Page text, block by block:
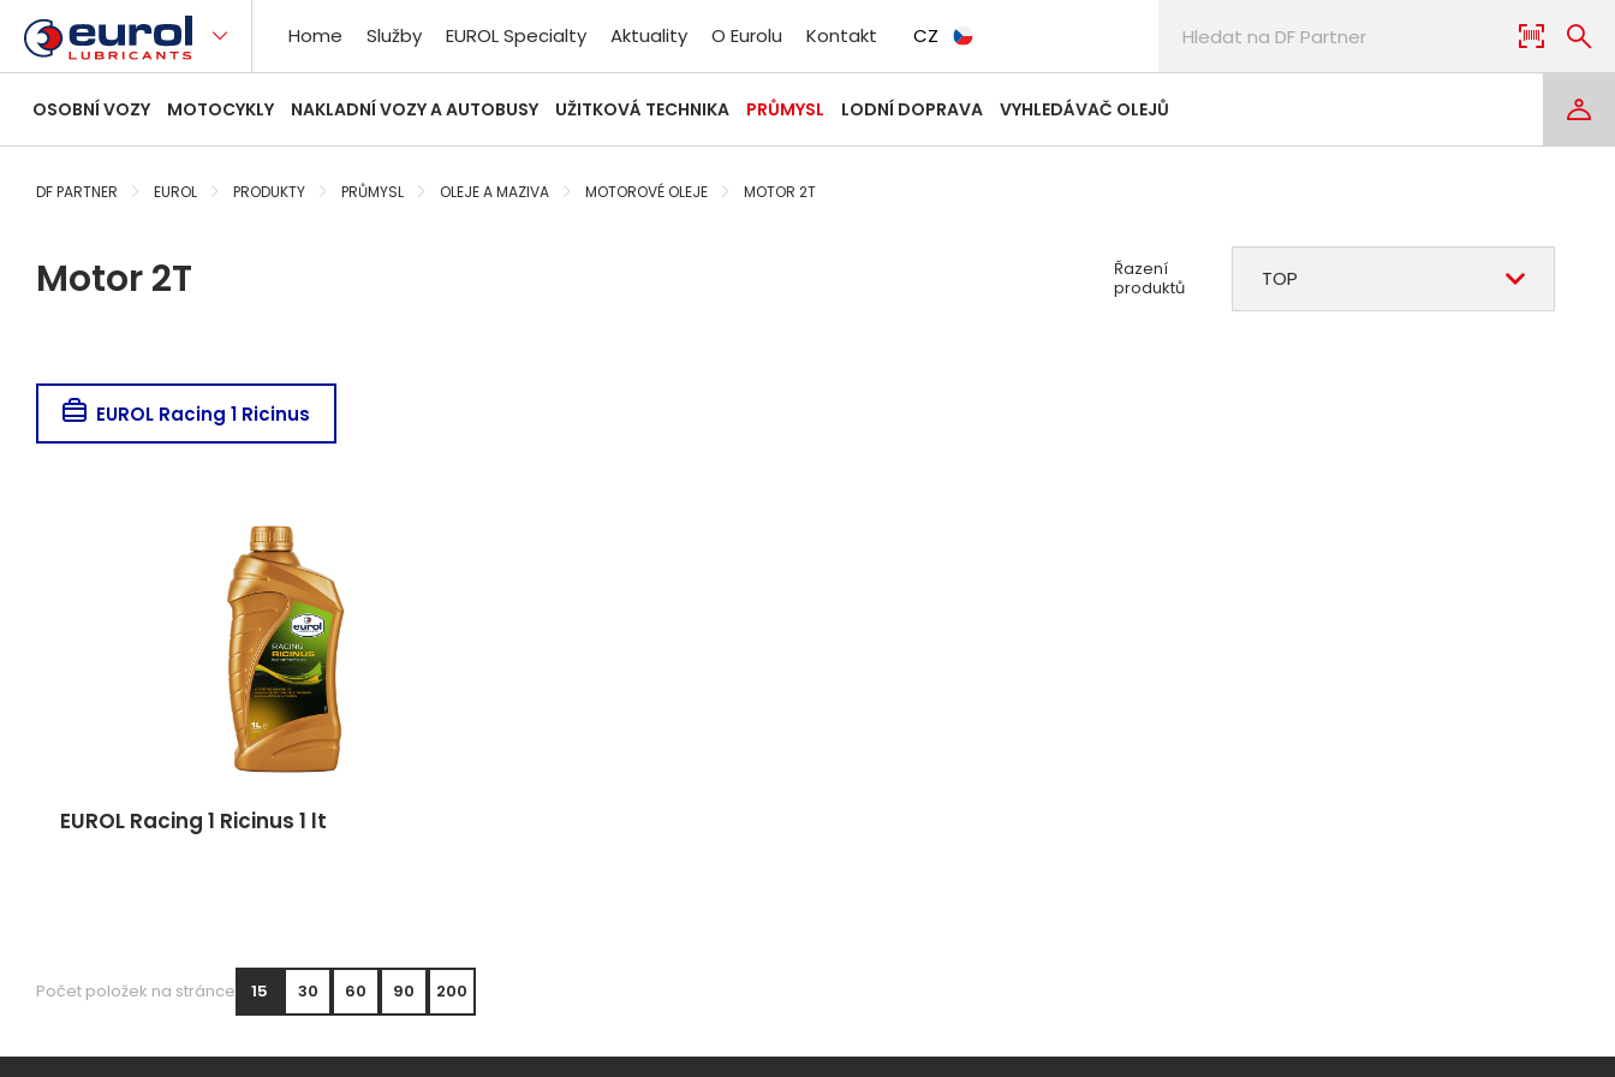
Home Služby EUROL Specialty Aktuality O Eurolu Kontakt CZ
OSOBNÍ VOZY MOTOCYKLY NAKLADNÍ VOZY A AUTOBUSY UŽITKOVÁ TECHNIKA PRŮMYSL LODNÍ DOPRAVA VYHLEDÁVAČ OLEJŮ
DF PARTNER EUROL PRODUKTY PRŮMYSL OLEJE A MAZIVA MOTOROVÉ OLEJE MOTOR 2T
Motor 2T
Řazení
produktů
TOP
EUROL Racing 1 Ricinus
EUROL Racing 1 Ricinus 1 lt
Počet položek na stránce 15 30 60 90 200